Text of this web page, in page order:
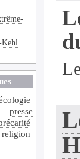
Kehl
presse
religion